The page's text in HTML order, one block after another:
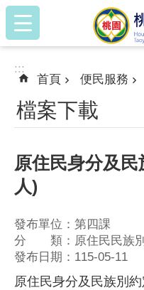
跳到主要內容區塊
:::
:::
首頁 便民服務
檔案下載
原住民身分及
人)
發布單位：第四課
分 類：原住民民族別
發布日期：115-05-11
原住民身分及民族別